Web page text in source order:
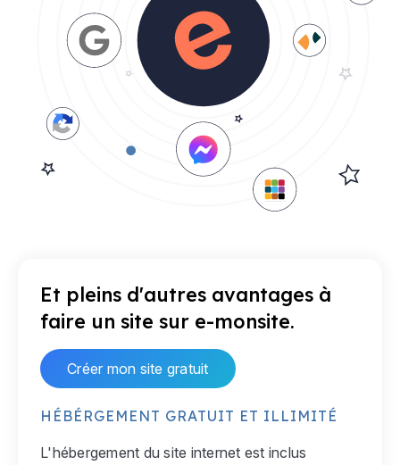
Et pleins d'autres avantages à
faire un site sur e-monsite.
Créer mon site gratuit
HÉBÉRGEMENT GRATUIT ET ILLIMITÉ
L'hébergement du site internet est inclus